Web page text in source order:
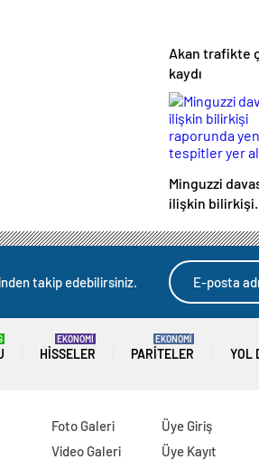
Akan trafikte
kaydı
Minguzzi
ilişkin bilirkişi
tespitler yer
takip edebilirsiniz.
HISSELER
EKONOMİ
PARITELER
EKONOMİ
YOL
Foto Galeri
Video Galeri
Üye Giriş
Üye Kayıt